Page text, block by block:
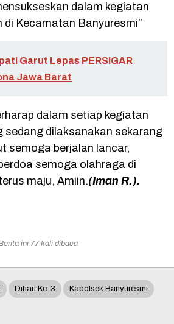
dalam kegiatan
di Kecamatan Banyuresmi”
Garut Lepas PERSIGAR
Jawa Barat
dalam setiap kegiatan
sedang dilaksanakan sekarang
semoga berjalan lancar,
semoga olahraga di
maju, Amiin.(Iman R.).
ini 77 kali dibaca
Dihari Ke-3 Kapolsek Banyuresmi